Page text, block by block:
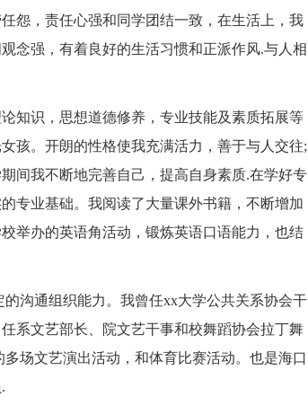
怨，责任心强和同学团结一致，在生活上，我
念强，有着良好的生活习惯和正派作风.与人相
知识，思想道德修养，专业技能及素质拓展等
孩。开朗的性格使我充满活力，善于与人交往;
间我不断地完善自己，提高自身素质.在学好专
专业基础。我阅读了大量课外书籍，不断增加
举办的英语角活动，锻炼英语口语能力，也结
沟通组织能力。我曾任xx大学公共关系协会干
系文艺部长、院文艺干事和校舞蹈协会拉丁舞
场文艺演出活动，和体育比赛活动。也是海口